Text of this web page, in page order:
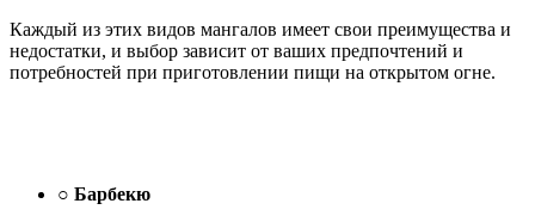
Каждый из этих видов мангалов имеет свои преимущества и
недостатки, и выбор зависит от ваших предпочтений и
потребностей при приготовлении пищи на открытом огне.
○ Барбекю